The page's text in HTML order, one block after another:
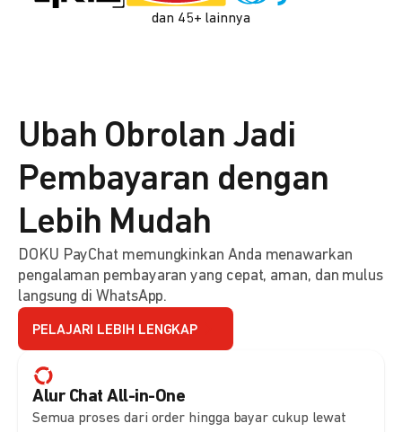
dan 45+ lainnya
Alur Chat All-in-One
Semua proses dari order hingga bayar cukup lewat
Ubah Obrolan Jadi
Pembayaran dengan
Lebih Mudah
DOKU PayChat memungkinkan Anda menawarkan
pengalaman pembayaran yang cepat, aman, dan mulus
langsung di WhatsApp.
PELAJARI LEBIH LENGKAP